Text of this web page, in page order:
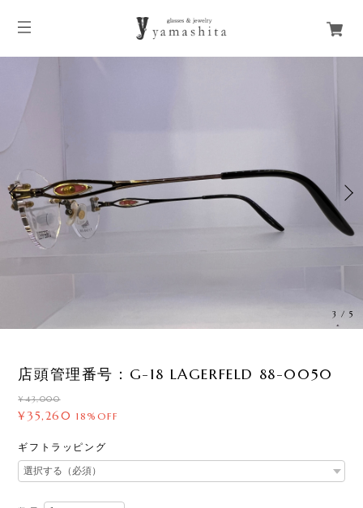
3 /5
店頭管理番号：G-18 LAGERFELD 88-0050
¥43,000
¥35,260 18%OFF
ギフトラッピング